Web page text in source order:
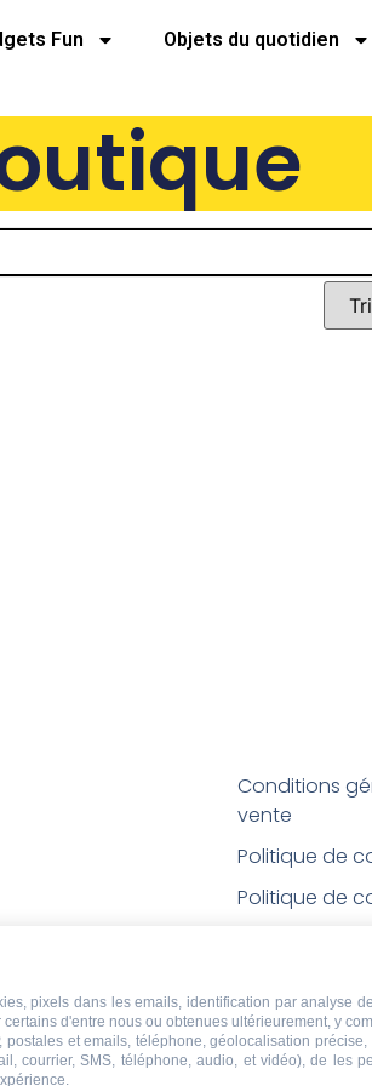
Fun Objets du quotidien
Conditions
vente
Politique de
Politique de
Droit de
pixels dans les emails, identification par analyse
d'entre nous ou obtenues ultérieurement, y
et emails, téléphone, géolocalisation
courrier, SMS, téléphone, audio, et vidéo), de les